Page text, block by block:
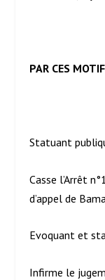
PAR CES
Statuant
Casse l’Arrêt
d’appel de
Evoquant et
Infirme le